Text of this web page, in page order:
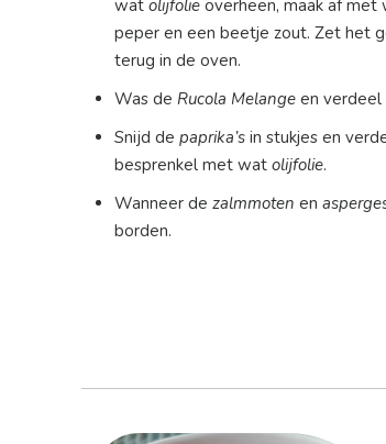
wat olijfolie overheen, maak af met
peper en een beetje zout. Zet het
terug in de oven.
Was de Rucola Melange en verdeel
Snijd de paprika’s in stukjes en
besprenkel met wat olijfolie.
Wanneer de zalmmoten en
borden.